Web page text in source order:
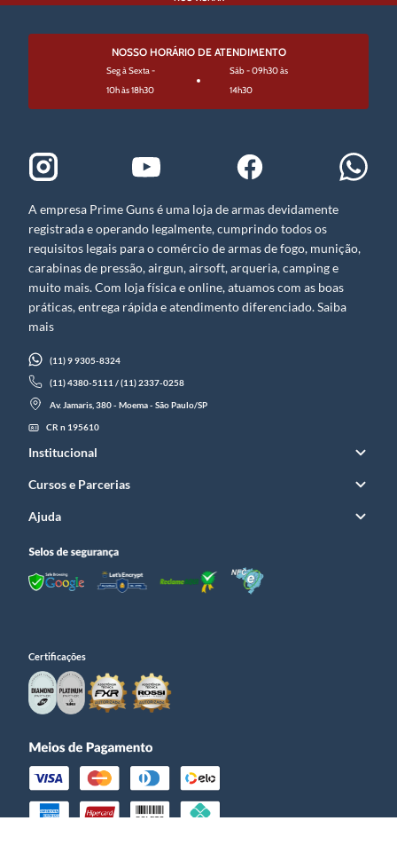
NOSSO HORÁRIO DE ATENDIMENTO
Seg à Sexta -
10h às 18h30
Sáb - 09h30 às
14h30
A empresa Prime Guns é uma loja de armas devidamente
registrada e operando legalmente, cumprindo todos os
requisitos legais para o comércio de armas de fogo, munição,
carabinas de pressão, airgun, airsoft, arqueria, camping e
muito mais. Com loja física e online, atuamos com as boas
práticas, entrega rápida e atendimento diferenciado. Saiba
mais
(11) 9 9305-8324
(11) 4380-5111 / (11) 2337-0258
Av. Jamaris, 380 - Moema - São Paulo/SP
CR n 195610
Institucional
Cursos e Parcerias
Ajuda
Certificações